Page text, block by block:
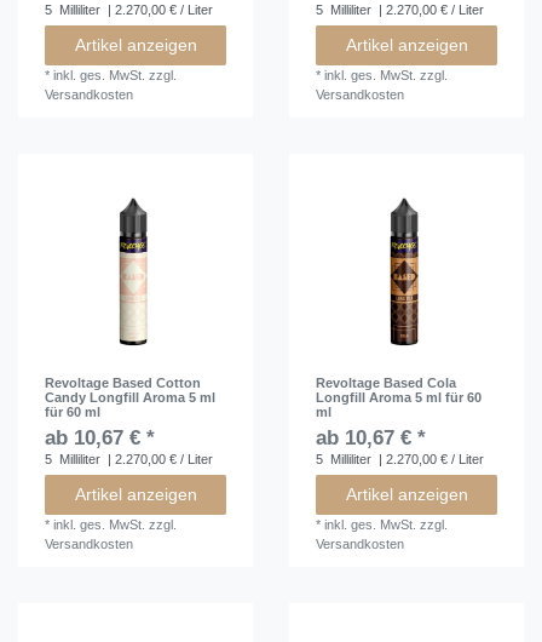
5 Milliliter | 2.270,00 € / Liter
Artikel anzeigen
*inkl. ges. MwSt. zzgl.
Versandkosten
5 Milliliter | 2.270,00 € / Liter
Artikel anzeigen
*inkl. ges. MwSt. zzgl.
Versandkosten
Revoltage Based Cotton
Candy Longfill Aroma 5 ml
für 60 ml
ab 10,67 € *
5 Milliliter | 2.270,00 € / Liter
Artikel anzeigen
*inkl. ges. MwSt. zzgl.
Versandkosten
Revoltage Based Cola
Longfill Aroma 5 ml für 60
ml
ab 10,67 € *
5 Milliliter | 2.270,00 € / Liter
Artikel anzeigen
*inkl. ges. MwSt. zzgl.
Versandkosten